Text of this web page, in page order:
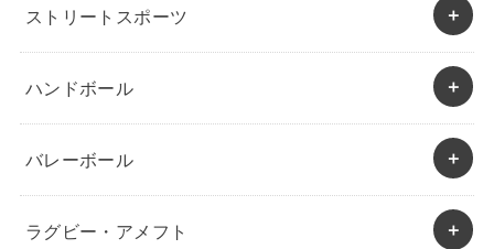
ストリートスポーツ
ハンドボール
バレーボール
ラグビー・アメフト